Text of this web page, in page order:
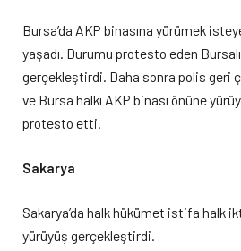
Bursa’da AKP binasına yürümek
yaşadı. Durumu protesto eden
gerçekleştirdi. Daha sonra polis geri
ve Bursa halkı AKP binası önüne
protesto etti.
Sakarya
Sakarya’da halk hükümet istifa halk
yürüyüş gerçekleştirdi.